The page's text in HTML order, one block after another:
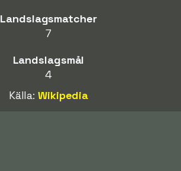
Landslagsmatcher
7
Landslagsmål
4
Källa:Wikipedia